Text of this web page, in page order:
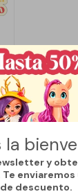
la
y
enviaremos
descuento.